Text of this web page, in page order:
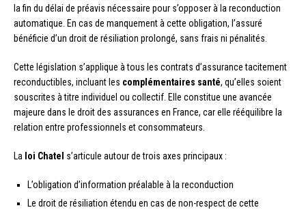
la fin du délai de préavis nécessaire pour s’opposer à la reconduction
automatique. En cas de manquement à cette obligation, l’assuré
bénéficie d’un droit de résiliation prolongé, sans frais ni pénalités.
Cette législation s’applique à tous les contrats d’assurance tacitement
reconductibles, incluant les complémentaires santé, qu’elles soient
souscrites à titre individuel ou collectif. Elle constitue une avancée
majeure dans le droit des assurances en France, car elle rééquilibre la
relation entre professionnels et consommateurs.
La loi Chatel s’articule autour de trois axes principaux :
L’obligation d’information préalable à la reconduction
Le droit de résiliation étendu en cas de non-respect de cette